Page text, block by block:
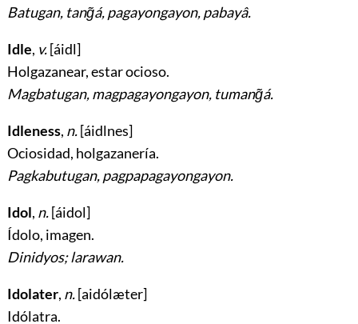
Batugan, tang̃á, pagayongayon, pabayâ.
Idle, v.[áidl]
Holgazanear, estar ocioso.
Magbatugan, magpagayongayon, tumang̃á.
Idleness, n.[áidlnes]
Ociosidad, holgazanería.
Pagkabutugan, pagpapagayongayon.
Idol, n.[áidol]
Ídolo, imagen.
Dinidyos; larawan.
Idolater, n.[aidólæter]
Idólatra.